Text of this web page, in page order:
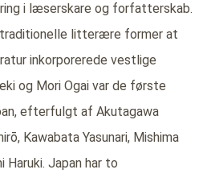
i læserskare og forfatterskab.
traditionelle litterære former at
inkorporerede vestlige
og Mori Ogai var de første
efterfulgt af Akutagawa
Kawabata Yasunari, Mishima
Haruki. Japan har to